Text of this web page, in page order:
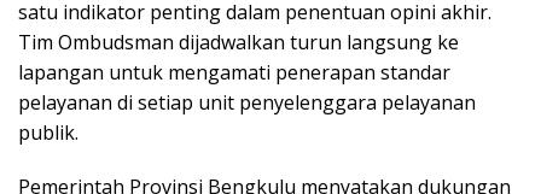
satu indikator penting dalam penentuan opini akhir.
Tim Ombudsman dijadwalkan turun langsung ke
lapangan untuk mengamati penerapan standar
pelayanan di setiap unit penyelenggara pelayanan
publik.
Pemerintah Provinsi Bengkulu menyatakan dukungan